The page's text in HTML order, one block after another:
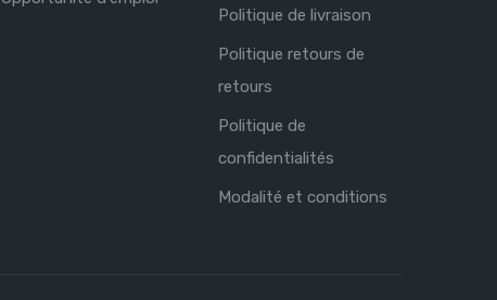
Politique de livraison
Politique retours de
retours
Politique de
confidentialités
Modalité et conditions